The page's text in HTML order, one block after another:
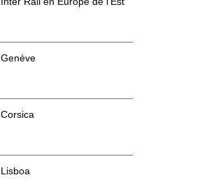
Genève
Corsica
Lisboa